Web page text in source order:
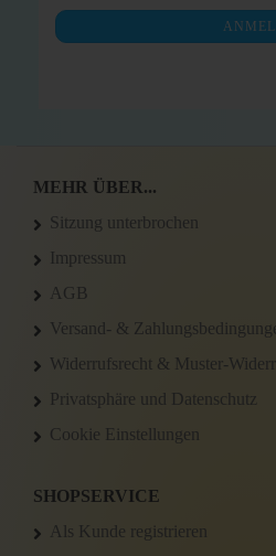
NEWSLETTER-
ANMELDUNG
MEHR ÜBER...
Sitzung unterbrochen
Impressum
AGB
Versand- &
Widerrufsrecht & Muster-
Privatsphäre und Datenschutz
Cookie Einstellungen
SHOPSERVICE
Als Kunde registrieren